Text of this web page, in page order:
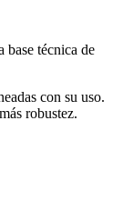
base técnica de
con su uso.
robustez.